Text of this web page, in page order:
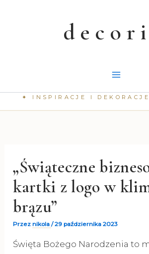
„Świąteczne
kartki z logo w
brązu”
Przeznikola/29 października 2023
Święta Bożego Narodzenia to